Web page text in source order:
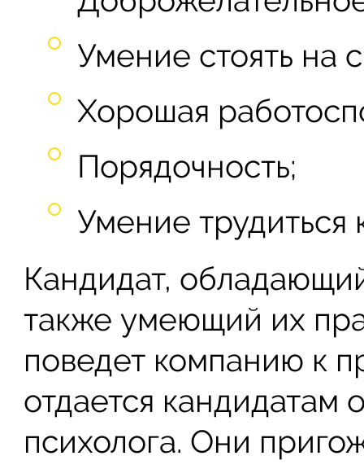
Умение стоять на
Хорошая
Порядочность;
Умение трудиться
Кандидат,
также умеющий их
поведет компанию к
отдается
психолога. Они